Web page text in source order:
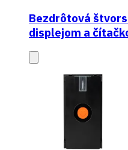
Bezdrôtová
displejom a